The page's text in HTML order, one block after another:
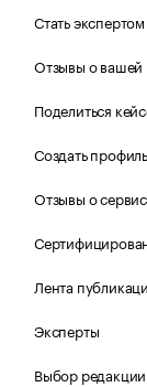
Стать экспертом
Отзывы о
Поделиться
Создать
Отзывы о
Лента
Эксперты
Выбор редакции